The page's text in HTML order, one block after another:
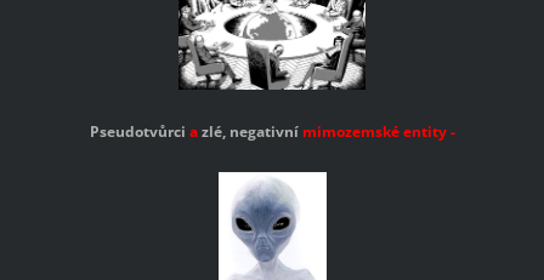
Pseudotvůrci azlé, negativnímimozemskéentity-